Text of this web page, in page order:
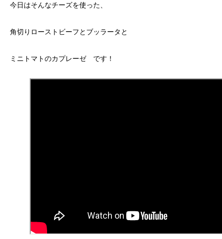
今日はそんなチーズを使った、
角切りローストビーフとブッラータと
ミニトマトのカプレーゼ です！